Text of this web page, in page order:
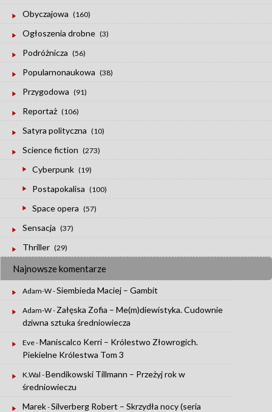
Obyczajowa (160)
Ogłoszenia drobne (3)
Podróżnicza (56)
Popularnonaukowa (38)
Przygodowa (91)
Reportaż (106)
Satyra polityczna (10)
Science fiction (273)
Cyberpunk (19)
Postapokalisa (100)
Space opera (57)
Sensacja (37)
Thriller (29)
Najnowsze komentarze
Adam-W-Siembieda Maciej – Gambit
Adam-W- Załęska Zofia – Me(m)diewistyka. Cudownie
dziwna sztuka średniowiecza
Eve-Maniscalco Kerri – Królestwo Złowrogich.
Piekielne Królestwa Tom 3
K.Wal -Bendikowski Tillmann – Przeżyj rok w
średniowieczu
Marek-Silverberg Robert – Skrzydła nocy (seria